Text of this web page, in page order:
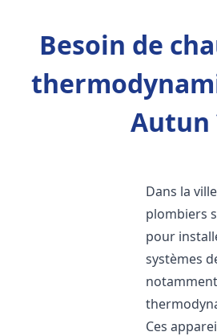
Besoin de
Autun
Dans la
plombiers
pour
systèmes
Ces